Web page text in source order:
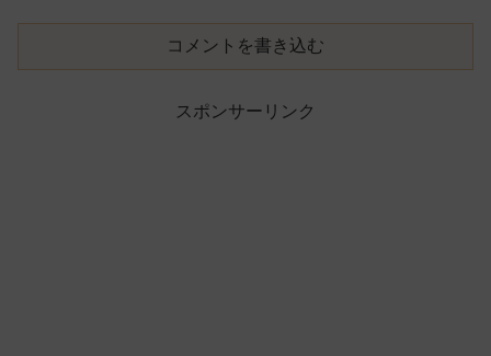
コメントを書き込む
スポンサーリンク